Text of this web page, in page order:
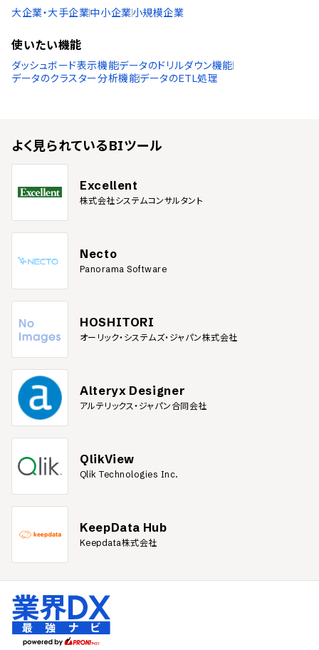
大企業・大手企業中小企業小規模企業
使いたい機能
ダッシュボード表示機能データのドリルダウン機能
データのクラスター分析機能データのETL処理
よく見られているBIツール
Excellent
株式会社システムコンサルタント
Necto
Panorama Software
HOSHITORI
オーリック・システムズ・ジャパン株式会社
Alteryx Designer
アルテリックス・ジャパン合同会社
QlikView
Qlik Technologies Inc.
KeepData Hub
Keepdata株式会社